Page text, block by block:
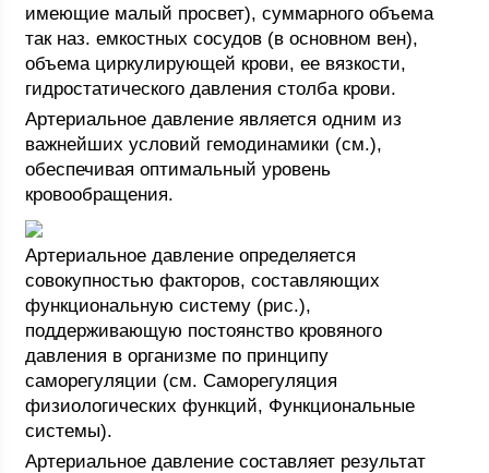
имеющие малый просвет), суммарного объема
так наз. емкостных сосудов (в основном вен),
объема циркулирующей крови, ее вязкости,
гидростатического давления столба крови.
Артериальное давление является одним из
важнейших условий гемодинамики (см.),
обеспечивая оптимальный уровень
кровообращения.
Артериальное давление определяется
совокупностью факторов, составляющих
функциональную систему (рис.),
поддерживающую постоянство кровяного
давления в организме по принципу
саморегуляции (см. Саморегуляция
физиологических функций, Функциональные
системы).
Артериальное давление составляет результат